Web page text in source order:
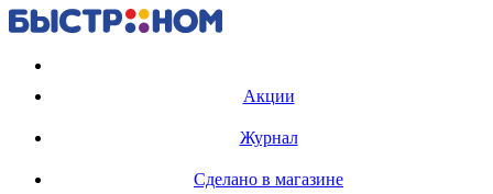
Акции
Журнал
Сделано в магазине